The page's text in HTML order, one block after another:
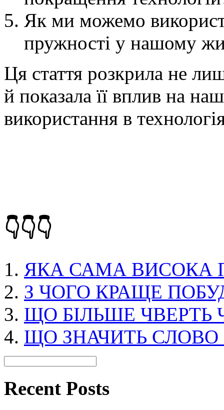
Як ми можемо
пружності у нашому
Ця стаття розкрила не
й показала її вплив на
використання в
👇👇👇
ЯКА САМА ВИСОКА
З ЧОГО КРАЩЕ
ЩО БІЛЬШЕ ЧВЕРТЬ
ЩО ЗНАЧИТЬ
Recent Posts